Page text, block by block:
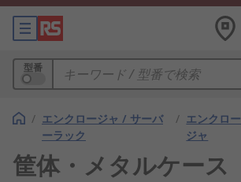
型番
/ エンクロージャ / サーバ
ーラック
/ エンクロー
ジャ
筐体・メタルケース